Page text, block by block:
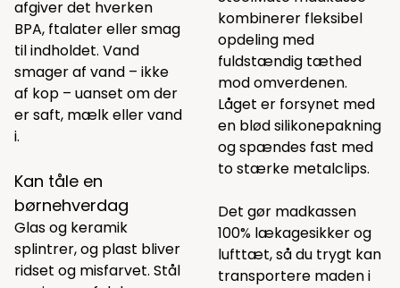
afgiver det hverken
BPA, ftalater eller smag
til indholdet. Vand
smager af vand – ikke
af kop – uanset om der
er saft, mælk eller vand
i.
Kan tåle en
børnehverdag
Glas og keramik
splintrer, og plast bliver
ridset og misfarvet. Stål
kombinerer fleksibel
opdeling med
fuldstændig tæthed
mod omverdenen.
Låget er forsynet med
en blød silikonepakning
og spændes fast med
to stærke metalclips.
Det gør madkassen
100% lækagesikker og
lufttæt, så du trygt kan
transportere maden i